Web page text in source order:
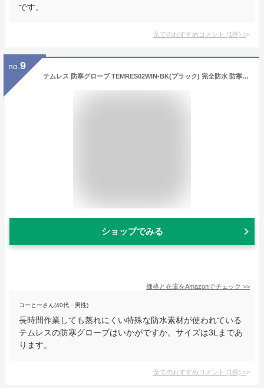
です。
全てのおすすめコメント (1件) >
no. 9
テムレス 防寒グローブ TEMRES02WIN-BK(ブラック) 完全防水 防寒 雪下ろし 雪かき スキー 冬作業 手袋 温かい (Lサイズ)
ショップでみる
価格と在庫をAmazonでチェック >>
コーヒーさん(40代・男性)
長時間作業しても蒸れにくい特殊な防水素材が使われている
テムレスの防寒グローブはいかがですか。サイズは3Lまであ
ります。
全てのおすすめコメント (1件) >